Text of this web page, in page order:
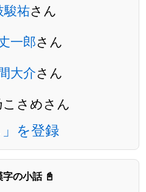
駿祐さん
一郎さん
大介さん
さめさん
」を登録
の小話 📓